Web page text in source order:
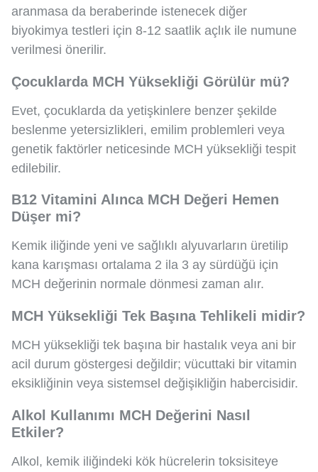
aranmasa da beraberinde istenecek diğer
biyokimya testleri için 8-12 saatlik açlık ile numune
verilmesi önerilir.
Çocuklarda MCH Yüksekliği Görülür mü?
Evet, çocuklarda da yetişkinlere benzer şekilde
beslenme yetersizlikleri, emilim problemleri veya
genetik faktörler neticesinde MCH yüksekliği tespit
edilebilir.
B12 Vitamini Alınca MCH Değeri Hemen
Düşer mi?
Kemik iliğinde yeni ve sağlıklı alyuvarların üretilip
kana karışması ortalama 2 ila 3 ay sürdüğü için
MCH değerinin normale dönmesi zaman alır.
MCH Yüksekliği Tek Başına Tehlikeli midir?
MCH yüksekliği tek başına bir hastalık veya ani bir
acil durum göstergesi değildir; vücuttaki bir vitamin
eksikliğinin veya sistemsel değişikliğin habercisidir.
Alkol Kullanımı MCH Değerini Nasıl
Etkiler?
Alkol, kemik iliğindeki kök hücrelerin toksisiteye